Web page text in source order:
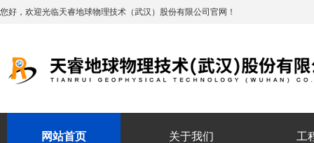
您好，欢迎光临天睿地球物理技术（武汉）股份有限公司官网！
网站首页 关于我们 工